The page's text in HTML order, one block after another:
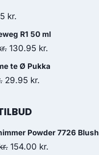
er:
53.00 kr..
kr..
kr.
aktuelle
pris
119.95 kr..
R1 50 ml
Den
oprindelige
pris
138.00 kr..
130.95 kr.
aktuelle
te Ø Pukka
Den
pris
46.95 kr..
29.95 kr.
29.95 kr..
Powder 7726 Blush
Den
154.00 kr.